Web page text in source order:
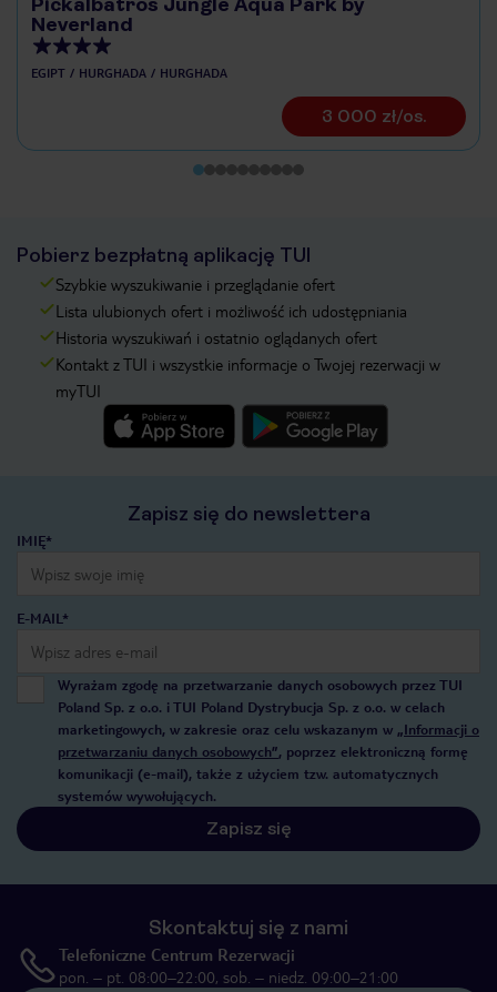
Pickalbatros Jungle Aqua Park by
Neverland
EGIPT HURGHADA HURGHADA
3 000 zł/os.
Pobierz bezpłatną aplikację TUI
Szybkie wyszukiwanie i przeglądanie ofert
Lista ulubionych ofert i możliwość ich udostępniania
Historia wyszukiwań i ostatnio oglądanych ofert
Kontakt z TUI i wszystkie informacje o Twojej rezerwacji w
myTUI
Zapisz się do newslettera
IMIĘ*
E-MAIL*
Wyrażam zgodę na przetwarzanie danych osobowych przez TUI
Poland Sp. z o.o. i TUI Poland Dystrybucja Sp. z o.o. w celach
marketingowych, w zakresie oraz celu wskazanym w „Informacji o
przetwarzaniu danych osobowych”, poprzez elektroniczną formę
komunikacji (e-mail), także z użyciem tzw. automatycznych
systemów wywołujących.
Zapisz się
Skontaktuj się z nami
Telefoniczne Centrum Rezerwacji
pon. – pt. 08:00–22:00, sob. – niedz. 09:00–21:00